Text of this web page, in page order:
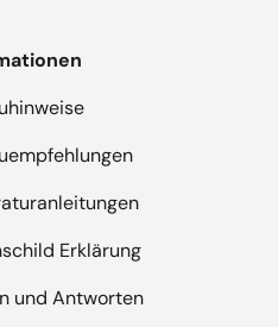
Erklärung
und Antworten